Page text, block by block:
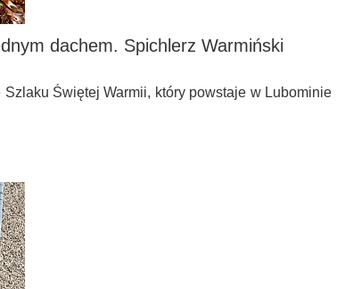
dachem. Spichlerz Warmiński
Świętej Warmii, który powstaje w Lubominie